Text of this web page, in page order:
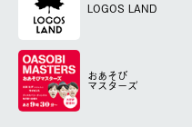
LOGOS LAND
おあそび
マスターズ